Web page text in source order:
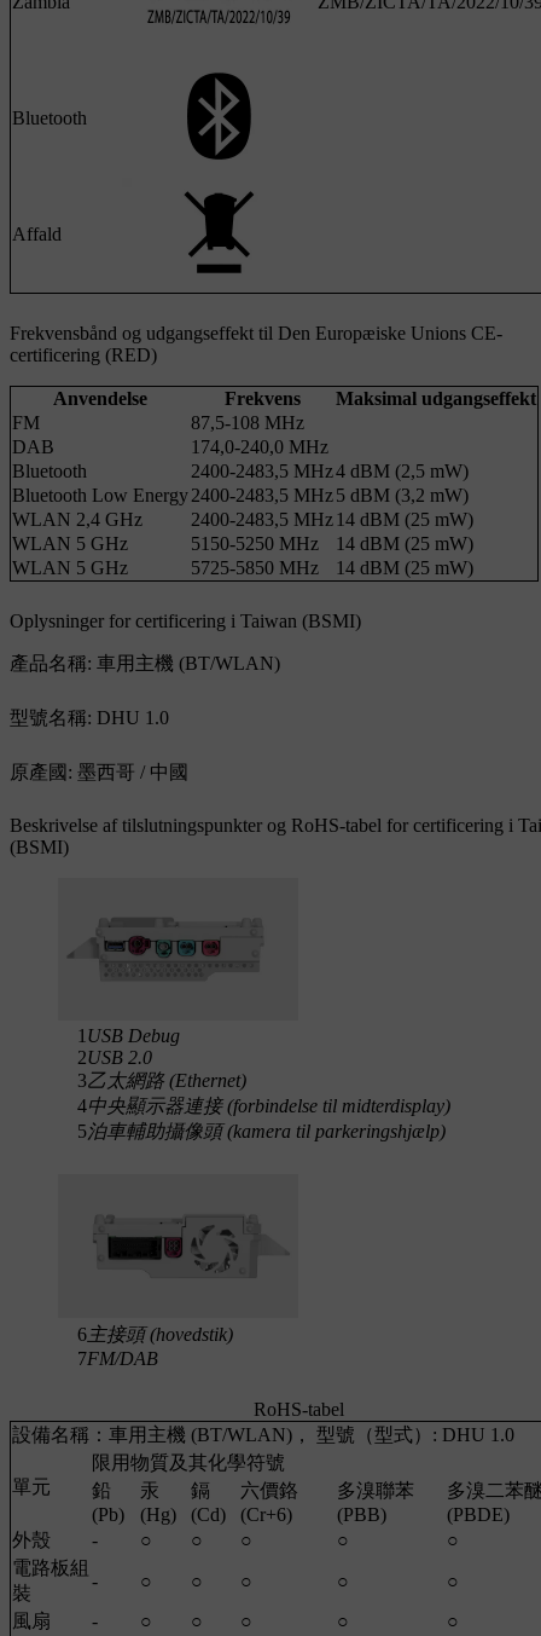
Bluetooth
Affald
Frekvensbånd og udgangseffekt til Den Europæiske Unions CE-
certificering (RED)
Anvendelse Frekvens
Maksimal udgangseffekt
FM
87,5-108 MHz
DAB
174,0-240,0 MHz
Bluetooth
2400-2483,5 MHz4 dBM (2,5 mW)
Bluetooth Low Energy2400-2483,5 MHz5 dBM (3,2 mW)
WLAN 2,4 GHz
2400-2483,5 MHz 14 dBM (25 mW)
WLAN 5 GHz
5150-5250 MHz
14 dBM (25 mW)
WLAN 5 GHz
5725-5850 MHz 14 dBM (25 mW)
Oplysninger for certificering i Taiwan (BSMI)
產品名稱: 車用主機 (BT/WLAN)
型號名稱: DHU 1.0
原產國: 墨西哥 / 中國
Beskrivelse af tilslutningspunkter og RoHS-tabel for certificering i
(BSMI)
1USB Debug
2USB 2.0
3乙太網路 (Ethernet)
4中央顯示器連接 (forbindelse til midterdisplay)
5泊車輔助攝像頭 (kamera til parkeringshjælp)
6主接頭 (hovedstik)
7FM/DAB
RoHS-tabel
設備名稱：車用主機 (BT/WLAN)， 型號（型式）: DHU 1.0
單元
限用物質及其化學符號
鉛
(Pb)
汞
(Hg)
鎘
(Cd)
六價鉻
(Cr+6)
多溴聯苯
(PBB)
多溴二苯
(PBDE)
外殼
- ○ ○ ○ ○
○
電路板組
裝
- ○ ○ ○ ○
○
風扇
- ○ ○ ○ ○
○